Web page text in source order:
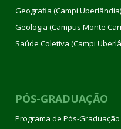
Geografia (Campi Uberlândia)
Geologia (Campus Monte
Saúde Coletiva (Campi
PÓS-GRADUAÇÃO
Programa de Pós-